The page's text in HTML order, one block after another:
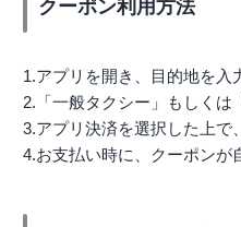
クーポン利用方法
1.アプリを開き、目的地を入
2.「一般タクシー」もしくは
3.アプリ決済を選択した上で
4.お支払い時に、クーポンが